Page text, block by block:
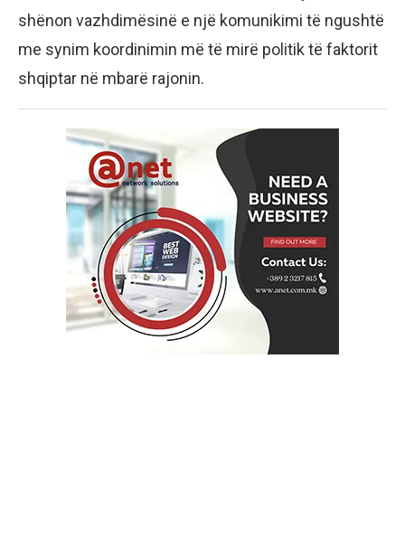
shënon vazhdimësinë e një komunikimi të ngushtë
me synim koordinimin më të mirë politik të faktorit
shqiptar në mbarë rajonin.